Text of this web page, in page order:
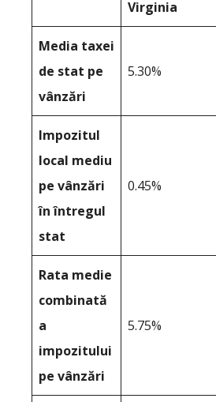
Virginia
Media taxei
de stat pe
vânzări
5.30%
Impozitul
local mediu
pe vânzări
în întregul
stat
0.45%
Rata medie
combinată
a
impozitului
pe vânzări
5.75%